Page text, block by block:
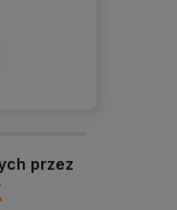
przez